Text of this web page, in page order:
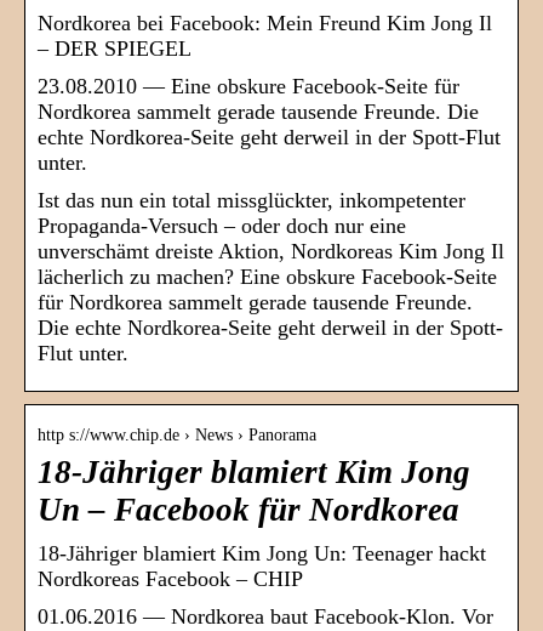
Nordkorea bei Facebook: Mein Freund Kim Jong Il
– DER SPIEGEL
23.08.2010 — Eine obskure Facebook-Seite für
Nordkorea sammelt gerade tausende Freunde. Die
echte Nordkorea-Seite geht derweil in der Spott-Flut
unter.
Ist das nun ein total missglückter, inkompetenter
Propaganda-Versuch – oder doch nur eine
unverschämt dreiste Aktion, Nordkoreas Kim Jong Il
lächerlich zu machen? Eine obskure Facebook-Seite
für Nordkorea sammelt gerade tausende Freunde.
Die echte Nordkorea-Seite geht derweil in der Spott-
Flut unter.
http s://www.chip.de › News › Panorama
18-Jähriger blamiert Kim Jong
Un – Facebook für Nordkorea
18-Jähriger blamiert Kim Jong Un: Teenager hackt
Nordkoreas Facebook – CHIP
01.06.2016 — Nordkorea baut Facebook-Klon. Vor